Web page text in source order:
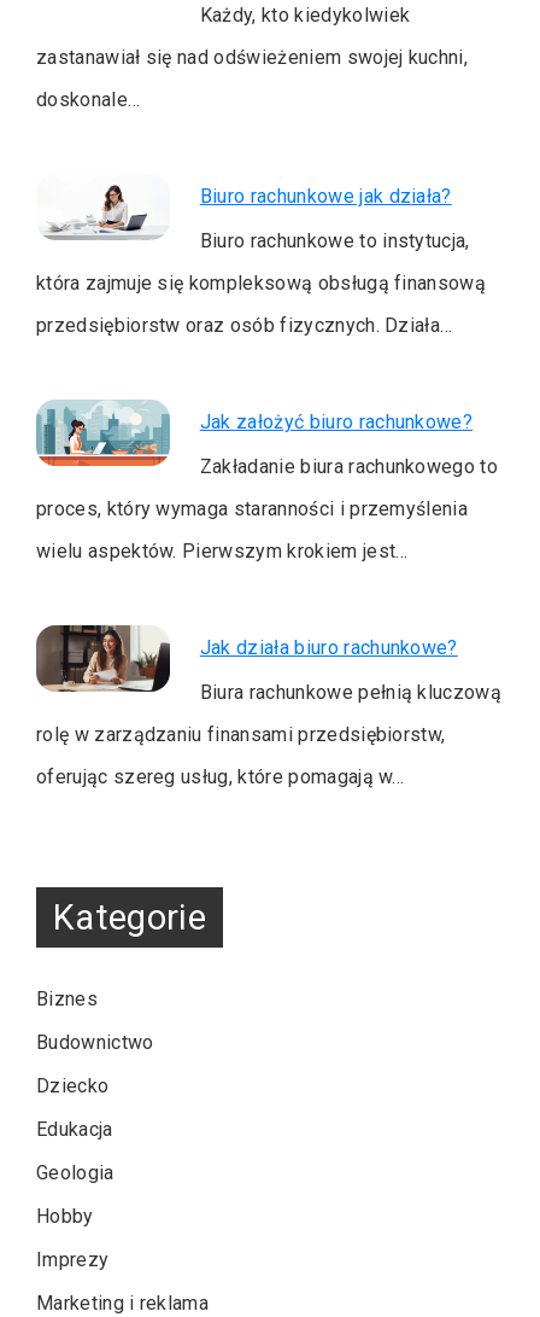
Każdy, kto kiedykolwiek
zastanawiał się nad odświeżeniem swojej kuchni,
doskonale…
Biuro rachunkowe jak działa?
Biuro rachunkowe to instytucja,
która zajmuje się kompleksową obsługą finansową
przedsiębiorstw oraz osób fizycznych. Działa…
Jak założyć biuro rachunkowe?
Zakładanie biura rachunkowego to
proces, który wymaga staranności i przemyślenia
wielu aspektów. Pierwszym krokiem jest…
Jak działa biuro rachunkowe?
Biura rachunkowe pełnią kluczową
rolę w zarządzaniu finansami przedsiębiorstw,
oferując szereg usług, które pomagają w…
Kategorie
Biznes
Budownictwo
Dziecko
Edukacja
Geologia
Hobby
Imprezy
Marketing i reklama